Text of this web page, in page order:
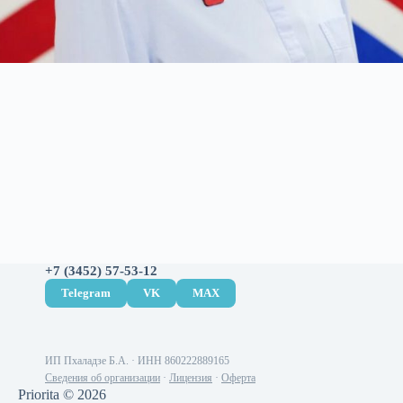
+7 (3452) 57-53-12
Telegram VK MAX
ИП Пхаладзе Б.А. · ИНН 860222889165
Сведения об организации · Лицензия · Оферта
Priorita © 2026